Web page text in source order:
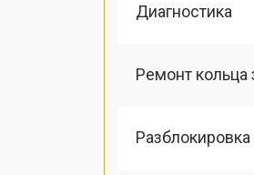
Диагностика
Ремонт